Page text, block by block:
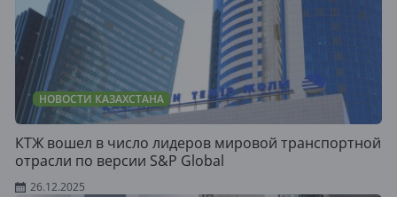
НОВОСТИ КАЗАХСТАНА
КТЖ вошел в число лидеров мировой транспортной
отрасли по версии S&P Global
26.12.2025